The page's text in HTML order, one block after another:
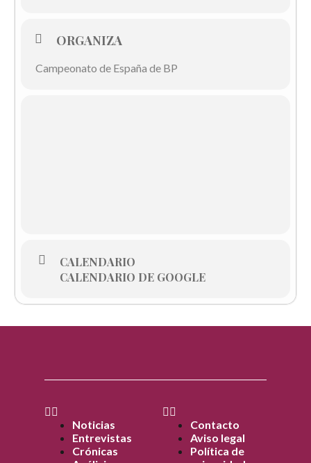
ORGANIZA
Campeonato de España de BP
CALENDARIO
CALENDARIO DE GOOGLE
Noticias
Entrevistas
Crónicas
Contacto
Aviso legal
Política de